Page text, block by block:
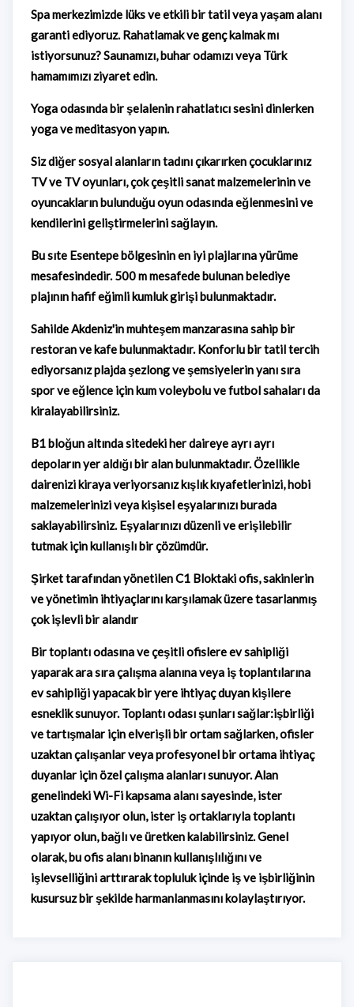
Spa merkezimizde lüks ve etkili bir tatil veya yaşam alanı
garanti ediyoruz. Rahatlamak ve genç kalmak mı
istiyorsunuz? Saunamızı, buhar odamızı veya Türk
hamamımızı ziyaret edin.
Yoga odasında bir şelalenin rahatlatıcı sesini dinlerken
yoga ve meditasyon yapın.
Siz diğer sosyal alanların tadını çıkarırken çocuklarınız
TV ve TV oyunları, çok çeşitli sanat malzemelerinin ve
oyuncakların bulunduğu oyun odasında eğlenmesini ve
kendilerini geliştirmelerini sağlayın.
Bu sıte Esentepe bölgesinin en iyi plajlarına yürüme
mesafesindedir. 500 m mesafede bulunan belediye
plajının hafif eğimli kumluk girişi bulunmaktadır.
Sahilde Akdeniz'in muhteşem manzarasına sahip bir
restoran ve kafe bulunmaktadır. Konforlu bir tatil tercih
ediyorsanız plajda şezlong ve şemsiyelerin yanı sıra
spor ve eğlence için kum voleybolu ve futbol sahaları da
kiralayabilirsiniz.
B1 bloğun altında sitedeki her daireye ayrı ayrı
depoların yer aldığı bir alan bulunmaktadır. Özellikle
dairenizi kiraya veriyorsanız kışlık kıyafetlerinizi, hobi
malzemelerinizi veya kişisel eşyalarınızı burada
saklayabilirsiniz. Eşyalarınızı düzenli ve erişilebilir
tutmak için kullanışlı bir çözümdür.
Şirket tarafından yönetilen C1 Bloktaki ofis, sakinlerin
ve yönetimin ihtiyaçlarını karşılamak üzere tasarlanmış
çok işlevli bir alandır
Bir toplantı odasına ve çeşitli ofislere ev sahipliği
yaparak ara sıra çalışma alanına veya iş toplantılarına
ev sahipliği yapacak bir yere ihtiyaç duyan kişilere
esneklik sunuyor. Toplantı odası şunları sağlar:işbirliği
ve tartışmalar için elverişli bir ortam sağlarken, ofisler
uzaktan çalışanlar veya profesyonel bir ortama ihtiyaç
duyanlar için özel çalışma alanları sunuyor. Alan
genelindeki Wi-Fi kapsama alanı sayesinde, ister
uzaktan çalışıyor olun, ister iş ortaklarıyla toplantı
yapıyor olun, bağlı ve üretken kalabilirsiniz. Genel
olarak, bu ofis alanı binanın kullanışlılığını ve
işlevselliğini arttırarak topluluk içinde iş ve işbirliğinin
kusursuz bir şekilde harmanlanmasını kolaylaştırıyor.